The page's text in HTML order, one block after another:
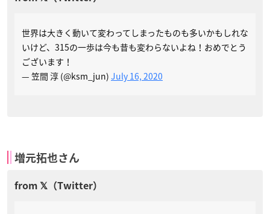
世界は大きく動いて変わってしまったものも多いかもしれな
いけど、315の一歩は今も昔も変わらないよね！おめでとう
ございます！
— 笠間 淳 (@ksm_jun) July 16, 2020
増元拓也さん